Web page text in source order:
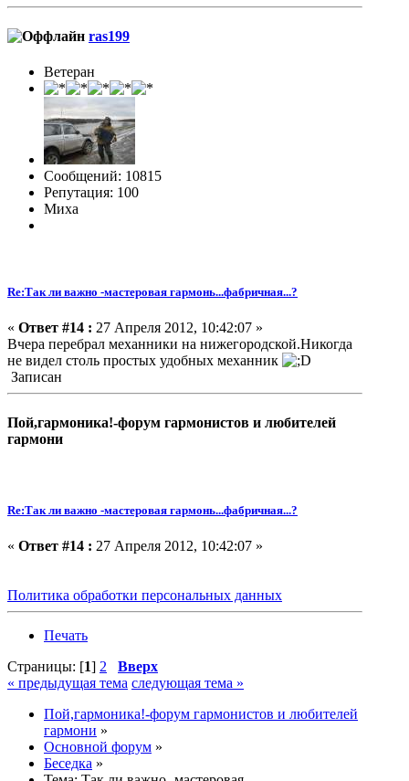
ras199
Ветеран
Сообщений: 10815
Репутация: 100
Миха
Re:Так ли важно -мастеровая гармонь...фабричная...?
« Ответ #14 : 27 Апреля 2012, 10:42:07 »
Вчера перебрал механники на нижегородской.Никогда
не видел столь простых удобных механник
Записан
Пой,гармоника!-форум гармонистов и любителей
гармони
Re:Так ли важно -мастеровая гармонь...фабричная...?
« Ответ #14 : 27 Апреля 2012, 10:42:07 »
Политика обработки персональных данных
Печать
Страницы: [1] 2
Вверх
« предыдущая тема следующая тема »
Пой,гармоника!-форум гармонистов и любителей
гармони »
Основной форум »
Беседка »